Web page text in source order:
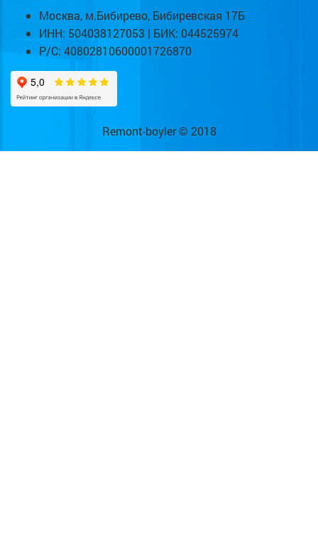
Москва, м.Бибирево, Бибиревская 17Б
ИНН: 504038127053 | БИК: 044525974
Р/С: 40802810600001726870
Remont-boyler © 2018